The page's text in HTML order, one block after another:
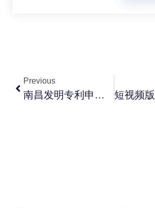
Previous
南昌发明专利申请全流程：审查周期、加快通道与费减